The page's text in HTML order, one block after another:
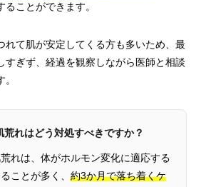
ことができます。
れて肌が安定してくる方も多いため、最
すぎず、経過を観察しながら医師と相談
れはどう対処すべきですか？
れは、体がホルモン変化に適応する
ことが多く、 約3か月で落ち着くケ